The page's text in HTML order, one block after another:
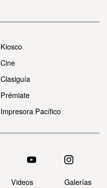
Kiosco
Cine
Clasiguía
Prémiate
Impresora Pacífico
Videos Galerías